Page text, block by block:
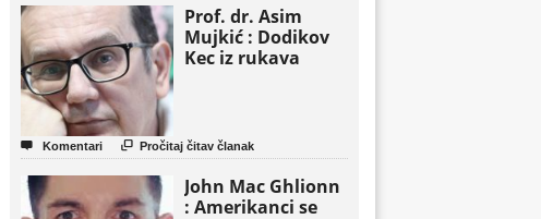
Prof. dr. Asim
Mujkić : Dodikov
Kec iz rukava
 Komentari  Pročitaj čitav članak
John Mac Ghlionn
: Amerikanci se